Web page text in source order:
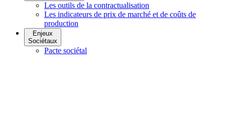
Les outils de la contractualisation
Les indicateurs de prix de marché et de coûts de
production
Enjeux
Sociétaux
Pacte sociétal